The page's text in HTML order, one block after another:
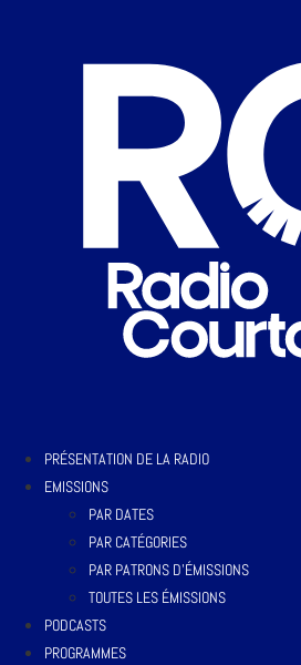
PRÉSENTATION DE LA RADIO
EMISSIONS
PAR DATES
PAR CATÉGORIES
PAR PATRONS D’ÉMISSIONS
TOUTES LES ÉMISSIONS
PODCASTS
PROGRAMMES